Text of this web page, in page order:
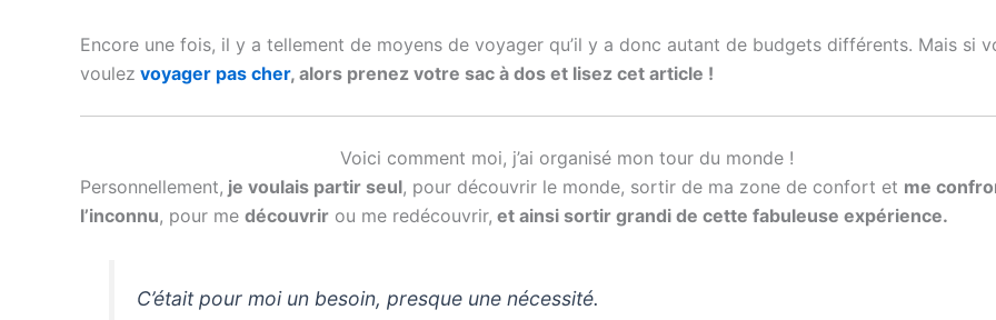
Encore une fois, il y a tellement de moyens de voyager qu’il y a donc autant de budgets différents. Mais si
voulez voyager pas cher, alors prenez votre sac à dos et lisez cet article !
Voici comment moi, j’ai organisé mon tour du monde !
Personnellement, je voulais partir seul, pour découvrir le monde, sortir de ma zone de confort et me
l’inconnu, pour me découvrir ou me redécouvrir, et ainsi sortir grandi de cette fabuleuse expérience.
C’était pour moi un besoin, presque une nécessité.